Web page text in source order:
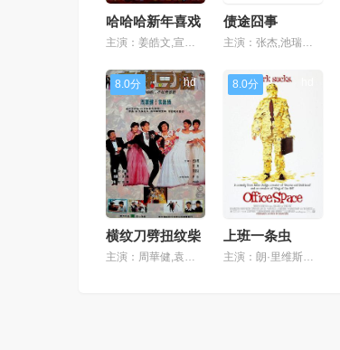
哈哈哈新年喜戏 债途囧事
主演：张杰,池瑞淋,卢山,陈国平
8.0分 hd
横纹刀劈扭纹柴
主演：周華健,袁詠儀,沈殿霞
8.0分
上班一条虫
主演：朗·里维斯顿,詹妮弗·安妮斯顿,大卫·赫尔曼,阿杰·奈杜,戴德里克·巴德,斯蒂芬·鲁特,盖瑞·科尔,理查德·雷西尔,亚利桑德拉·温特沃斯,joebays,约翰·c·麦金雷,保罗·威尔森,吉娜·麦克罗伊,toddduffey,格雷格·皮特斯